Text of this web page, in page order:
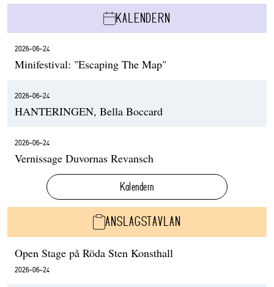
KALENDERN
2026-06-24
Minifestival: "Escaping The Map"
2026-06-24
HANTERINGEN, Bella Boccard
2026-06-24
Vernissage Duvornas Revansch
Kalendern
ANSLAGSTAVLAN
Open Stage på Röda Sten Konsthall
2026-06-24